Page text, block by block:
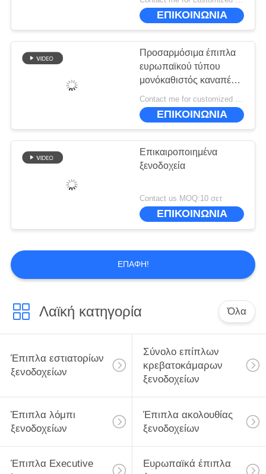
χειροποίητο στερεό
ξύλινο κομμό
ΕΠΙΚΟΙΝΩΝΙΑ
Προσαρμόσιμα έπιπλα
ευρωπαϊκού τύπου
μονόκαθιστός καναπές
για κομψές και
λειτουργικές θέσεις
Contact me for customized MOQ:10
ΕΠΙΚΟΙΝΩΝΙΑ
Επικαιροποιημένα
ξενοδοχεία
Contact us MOQ:10 σετ
ΕΠΙΚΟΙΝΩΝΙΑ
ΕΠΑΦΉ!
Λαϊκή κατηγορία Όλα
Έπιπλα εστιατορίων
ξενοδοχείων
Σύνολο επίπλων
κρεβατοκάμαρων
ξενοδοχείων
Έπιπλα λόμπι
ξενοδοχείων
Έπιπλα ακολουθίας
ξενοδοχείων
Έπιπλα Executive
Ευρωπαϊκά έπιπλα